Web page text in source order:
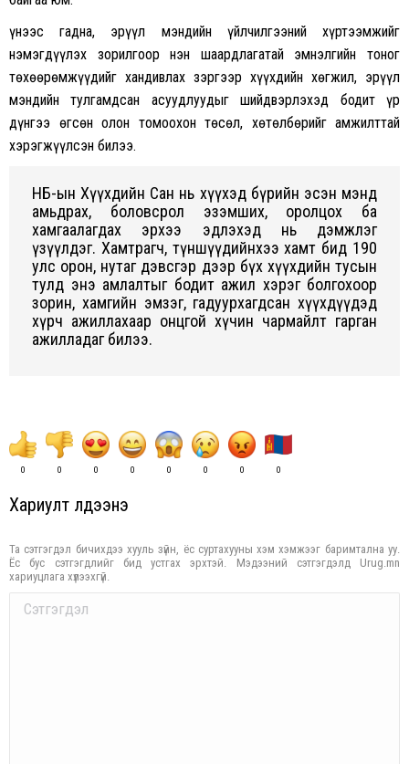
Үүнээс гадна, эрүүл мэндийн үйлчилгээний хүртээмжийг
нэмэгдүүлэх зорилгоор нэн шаардлагатай эмнэлгийн тоног
төхөөрөмжүүдийг хандивлах зэргээр хүүхдийн хөгжил, эрүүл
мэндийн тулгамдсан асуудлуудыг шийдвэрлэхэд бодит үр
дүнгээ өгсөн олон томоохон төсөл, хөтөлбөрийг амжилттай
хэрэгжүүлсэн билээ.
НҮБ-ын Хүүхдийн Сан нь хүүхэд бүрийн эсэн мэнд
амьдрах, боловсрол эзэмших, оролцох ба
хамгаалагдах эрхээ эдлэхэд нь дэмжлэг
үзүүлдэг. Хамтрагч, түншүүдийнхээ хамт бид 190
улс орон, нутаг дэвсгэр дээр бүх хүүхдийн тусын
тулд энэ амлалтыг бодит ажил хэрэг болгохоор
зорин, хамгийн эмзэг, гадуурхагдсан хүүхдүүдэд
хүрч ажиллахаар онцгой хүчин чармайлт гарган
ажилладаг билээ.
0 0 0 0 0 0 0 0
Хариулт үлдээнэ үү
Та сэтгэгдэл бичихдээ хууль зүйн, ёс суртахууны хэм хэмжээг баримтална уу.
Ёс бус сэтгэгдлийг бид устгах эрхтэй. Мэдээний сэтгэгдэлд Urug.mn
хариуцлага хүлээхгүй.
Comment